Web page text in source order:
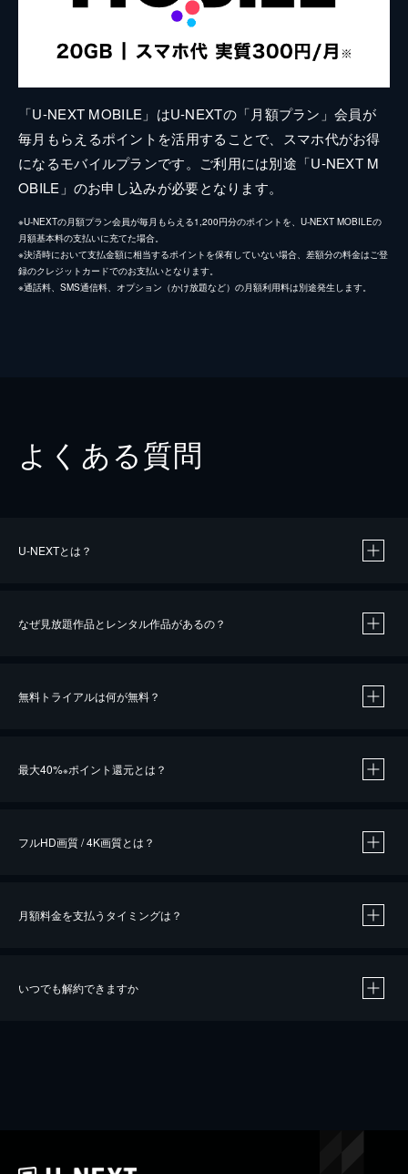
「U-NEXT MOBILE」はU-NEXTの「月額プラン」会員が
毎月もらえるポイントを活用することで、スマホ代がお得
になるモバイルプランです。ご利用には別途「U-NEXT M
OBILE」のお申し込みが必要となります。
※U-NEXTの月額プラン会員が毎月もらえる1,200円分のポイントを、U-NEXT MOBILEの
月額基本料の支払いに充てた場合。
※決済時において支払金額に相当するポイントを保有していない場合、差額分の料金はご登
録のクレジットカードでのお支払いとなります。
※通話料、SMS通信料、オプション（かけ放題など）の月額利用料は別途発生します。
よくある質問
U-NEXTとは？
なぜ見放題作品とレンタル作品があるの？
無料トライアルは何が無料？
最大40%※ポイント還元とは？
※40％ポイント還元の対象は、クレジットカード決済による作品の購入 / レンタルです。
iOSアプリのUコイン決済による作品の購入 / レンタルは、20％のポイント還元です。
フルHD画質 / 4K画質とは？
月額料金を支払うタイミングは？
いつでも解約できますか